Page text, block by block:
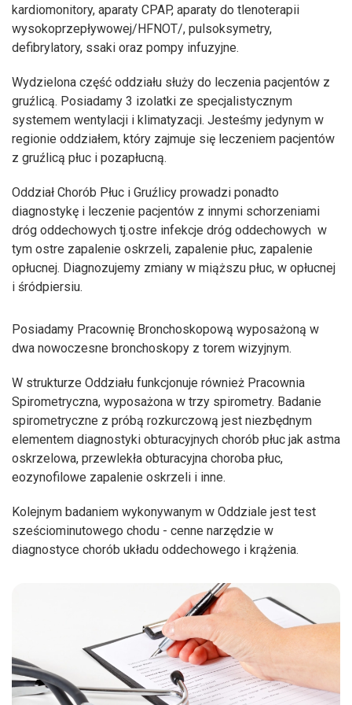
kardiomonitory, aparaty CPAP, aparaty do tlenoterapii
wysokoprzepływowej/HFNOT/, pulsoksymetry,
defibrylatory, ssaki oraz pompy infuzyjne.
Wydzielona część oddziału służy do leczenia pacjentów z
gruźlicą. Posiadamy 3 izolatki ze specjalistycznym
systemem wentylacji i klimatyzacji. Jesteśmy jedynym w
regionie oddziałem, który zajmuje się leczeniem pacjentów
z gruźlicą płuc i pozapłucną.
Oddział Chorób Płuc i Gruźlicy prowadzi ponadto
diagnostykę i leczenie pacjentów z innymi schorzeniami
dróg oddechowych tj.ostre infekcje dróg oddechowych w
tym ostre zapalenie oskrzeli, zapalenie płuc, zapalenie
opłucnej. Diagnozujemy zmiany w miąższu płuc, w opłucnej
i śródpiersiu.
Posiadamy Pracownię Bronchoskopową wyposażoną w
dwa nowoczesne bronchoskopy z torem wizyjnym.
W strukturze Oddziału funkcjonuje również Pracownia
Spirometryczna, wyposażona w trzy spirometry. Badanie
spirometryczne z próbą rozkurczową jest niezbędnym
elementem diagnostyki obturacyjnych chorób płuc jak astma
oskrzelowa, przewlekła obturacyjna choroba płuc,
eozynofilowe zapalenie oskrzeli i inne.
Kolejnym badaniem wykonywanym w Oddziale jest test
sześciominutowego chodu - cenne narzędzie w
diagnostyce chorób układu oddechowego i krążenia.